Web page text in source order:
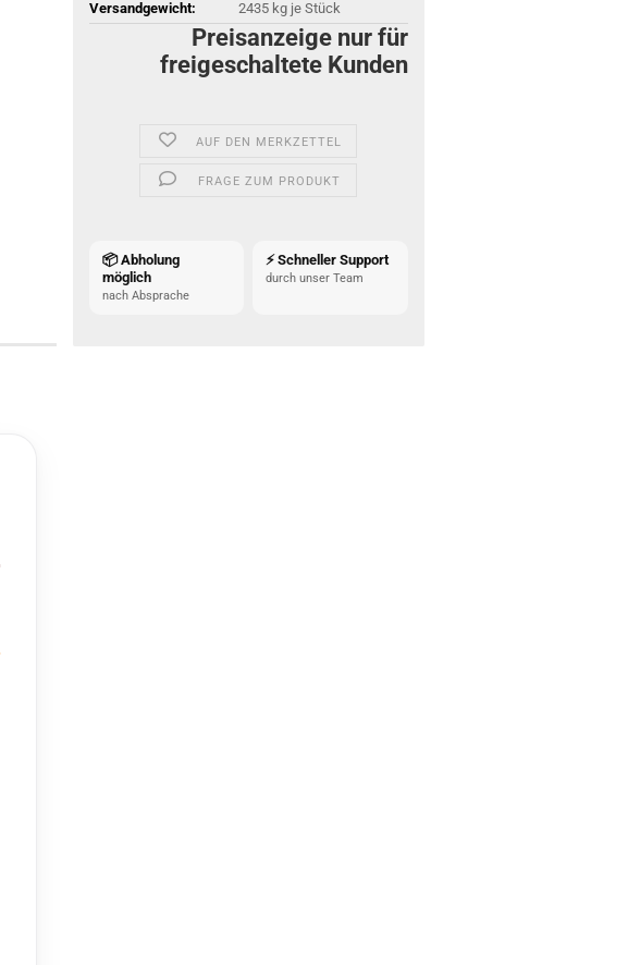
Versandgewicht:
2435kg je Stück
Preisanzeige nur für
freigeschaltete Kunden
AUF DEN MERKZETTEL
FRAGE ZUM PRODUKT
📦 Abholung
möglich
nach Absprache
⚡ Schneller Support
durch unser Team